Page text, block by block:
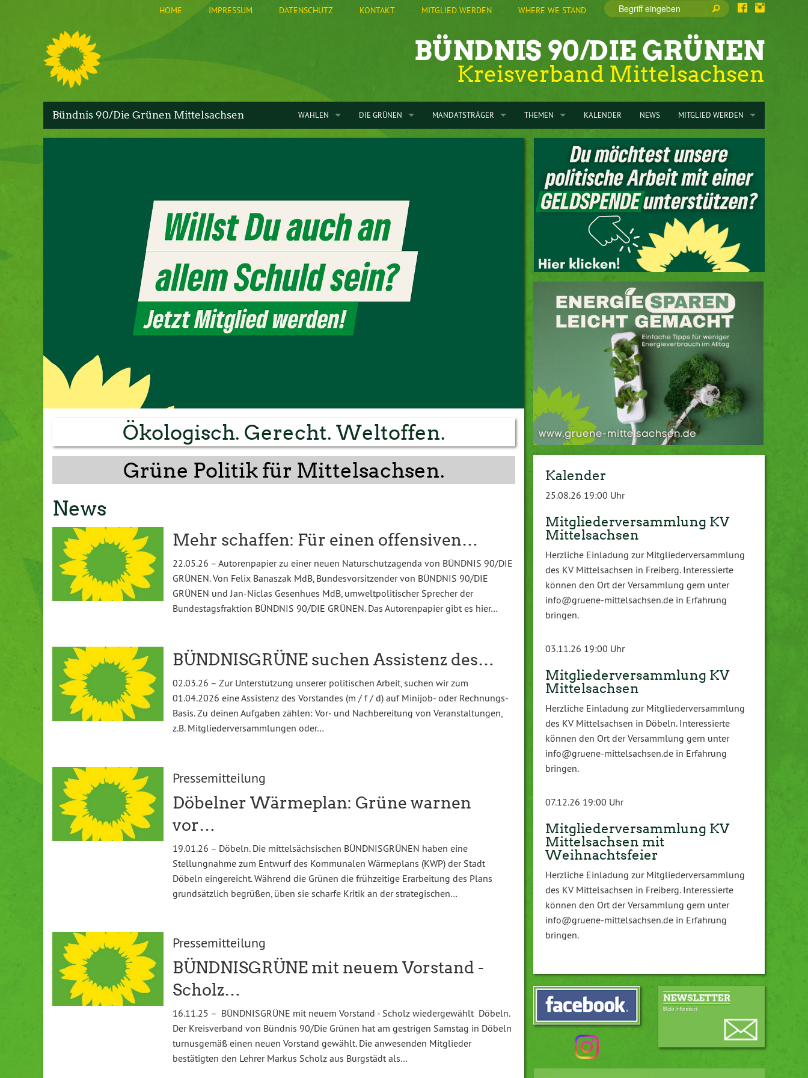
HOME IMPRESSUM DATENSCHUTZ KONTAKT MITGLIED WERDEN WHERE WE STAND
S BÜNDNIS 90/DIE GRÜNEN
Kreisverband Mittelsachsen
Bündnis 90/Die Grünen Mittelsachsen WAHLEN DIE GRÜNEN
GRÜNE LEISNIG
STAMMTISCH ROCHLITZ
GRÜNE JUGEND
MANDATSTRÄGER THEMEN
ENERGIESPAREN
BESCHLÜSSE
KOMMUNALWAHLPROGRAMM 2024
KALENDER NEWS MITGLIED WERDEN
SPENDEN
INFORMATIONEN
Ökologisch. Gerecht. Weltoffen.
Grüne Politik für Mittelsachsen.
News
Mehr schaffen: Für einen offensiven…
22.05.26 – Autorenpapier zu einer neuen Naturschutzagenda von BÜNDNIS 90/DIE
GRÜNEN. Von Felix Banaszak MdB, Bundesvorsitzender von BÜNDNIS 90/DIE
GRÜNEN und Jan-Niclas Gesenhues MdB, umweltpolitischer Sprecher der
Bundestagsfraktion BÜNDNIS 90/DIE GRÜNEN. Das Autorenpapier gibt es hier…
BÜNDNISGRÜNE suchen Assistenz des…
02.03.26 – Zur Unterstützung unserer politischen Arbeit, suchen wir zum
01.04.2026 eine Assistenz des Vorstandes (m / f / d) auf Minijob- oder Rechnungs-
Basis. Zu deinen Aufgaben zählen: Vor- und Nachbereitung von Veranstaltungen,
z.B. Mitgliederversammlungen oder…
Pressemitteilung
Döbelner Wärmeplan: Grüne warnen
vor…
19.01.26 – Döbeln. Die mittelsächsischen BÜNDNISGRÜNEN haben eine
Stellungnahme zum Entwurf des Kommunalen Wärmeplans (KWP) der Stadt
Döbeln eingereicht. Während die Grünen die frühzeitige Erarbeitung des Plans
grundsätzlich begrüßen, üben sie scharfe Kritik an der strategischen…
Pressemitteilung
BÜNDNISGRÜNE mit neuem Vorstand -
Scholz…
16.11.25 – BÜNDNISGRÜNE mit neuem Vorstand - Scholz wiedergewählt Döbeln.
Der Kreisverband von Bündnis 90/Die Grünen hat am gestrigen Samstag in Döbeln
turnusgemäß einen neuen Vorstand gewählt. Die anwesenden Mitglieder
bestätigten den Lehrer Markus Scholz aus Burgstädt als…
Kalender
25.08.26 19:00 Uhr
Mitgliederversammlung KV
Mittelsachsen
Herzliche Einladung zur Mitgliederversammlung
des KV Mittelsachsen in Freiberg. Interessierte
können den Ort der Versammlung gern unter
info@gruene-mittelsachsen.de in Erfahrung
bringen.
03.11.26 19:00 Uhr
Mitgliederversammlung KV
Mittelsachsen
Herzliche Einladung zur Mitgliederversammlung
des KV Mittelsachsen in Döbeln. Interessierte
können den Ort der Versammlung gern unter
info@gruene-mittelsachsen.de in Erfahrung
bringen.
07.12.26 19:00 Uhr
Mitgliederversammlung KV
Mittelsachsen mit
Weihnachtsfeier
Herzliche Einladung zur Mitgliederversammlung
des KV Mittelsachsen in Freiberg. Interessierte
können den Ort der Versammlung gern unter
info@gruene-mittelsachsen.de in Erfahrung
bringen.